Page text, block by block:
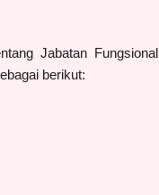
Jabatan Fungsional
berikut: